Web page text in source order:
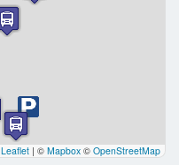
Leaflet | © Mapbox © OpenStreetMap